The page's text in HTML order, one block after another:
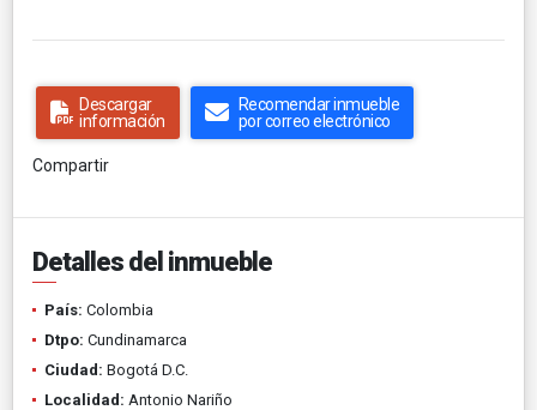
Descargar
información
Recomendar inmueble
por correo electrónico
Compartir
Detalles del inmueble
País: Colombia
Dtpo: Cundinamarca
Ciudad: Bogotá D.C.
Localidad: Antonio Nariño